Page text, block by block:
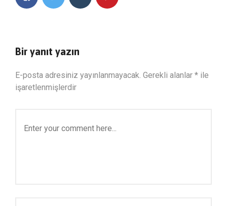
Bir yanıt yazın
E-posta adresiniz yayınlanmayacak. Gerekli alanlar * ile
işaretlenmişlerdir